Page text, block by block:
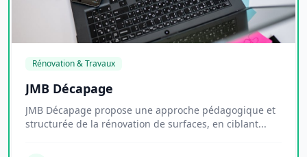
Rénovation & Travaux
JMB Décapage
JMB Décapage propose une approche pédagogique et
structurée de la rénovation de surfaces, en ciblant...